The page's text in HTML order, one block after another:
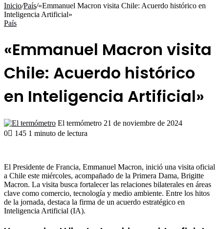
Inicio/País/«Emmanuel Macron visita Chile: Acuerdo histórico en
Inteligencia Artificial»
País
«Emmanuel Macron visita
Chile: Acuerdo histórico
en Inteligencia Artificial»
El termómetro Send
21 de noviembre de 2024
0
145 1 minuto de lectura
El Presidente de Francia, Emmanuel Macron, inició una visita oficial
a Chile este miércoles, acompañado de la Primera Dama, Brigitte
Macron. La visita busca fortalecer las relaciones bilaterales en áreas
clave como comercio, tecnología y medio ambiente. Entre los hitos
de la jornada, destaca la firma de un acuerdo estratégico en
Inteligencia Artificial (IA).